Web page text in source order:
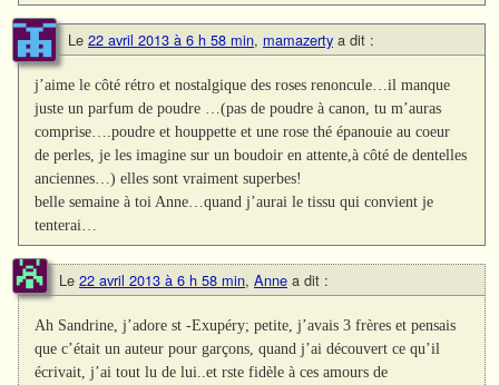
Le 22 avril 2013 à 6 h 58 min, mamazerty a dit :
j’aime le côté rétro et nostalgique des roses renoncule…il manque
juste un parfum de poudre …(pas de poudre à canon, tu m’auras
comprise….poudre et houppette et une rose thé épanouie au coeur
de perles, je les imagine sur un boudoir en attente,à côté de dentelles
anciennes…) elles sont vraiment superbes!
belle semaine à toi Anne…quand j’aurai le tissu qui convient je
tenterai…
Le 22 avril 2013 à 6 h 58 min, Anne a dit :
Ah Sandrine, j’adore st -Exupéry; petite, j’avais 3 frères et pensais
que c’était un auteur pour garçons, quand j’ai découvert ce qu’il
écrivait, j’ai tout lu de lui..et rste fidèle à ces amours de